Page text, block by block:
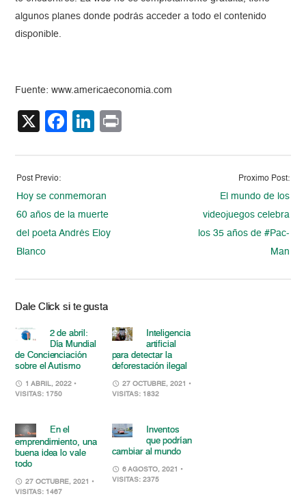
algunos planes donde podrás acceder a todo el contenido
disponible.
Fuente: www.americaeconomia.com
X Facebook
LinkedIn
Post Previo:
Hoy se conmemoran
60 años de la muerte
del poeta Andrés Eloy
Blanco
Proximo Post:
El mundo de los
videojuegos celebra
los 35 años de #Pac-
Man
Dale Click si te gusta
2 de abril:
Día Mundial
de Concienciación
sobre el Autismo
1 ABRIL, 2022 •
VISITAS: 1750
Inteligencia
artificial
para detectar la
deforestación ilegal
27 OCTUBRE, 2021
•
VISITAS: 1832
En el
emprendimiento, una
buena idea lo vale
todo
27 OCTUBRE, 2021 •
VISITAS: 1467
Inventos
que podrían
cambiar al mundo
6 AGOSTO, 2021
•
VISITAS: 2375